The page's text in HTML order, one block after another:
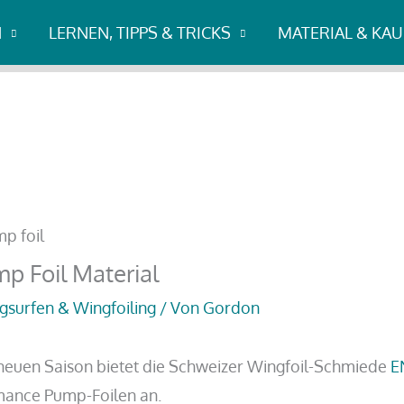
LERNEN, TIPPS & TRICKS MATERIAL &
Foil Material
& Wingfoiling / Von Gordon
Saison bietet die Schweizer Wingfoil-Schmiede
Pump-Foilen an.